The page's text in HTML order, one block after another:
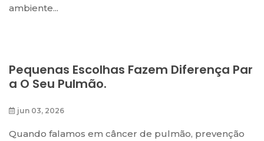
ambiente...
Pequenas Escolhas Fazem Diferença Par
A O Seu Pulmão.
jun 03, 2026
Quando falamos em câncer de pulmão, prevenção